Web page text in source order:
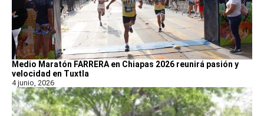
Medio Maratón FARRERA en Chiapas 2026 reunirá pasión y
velocidad en Tuxtla
4 junio, 2026